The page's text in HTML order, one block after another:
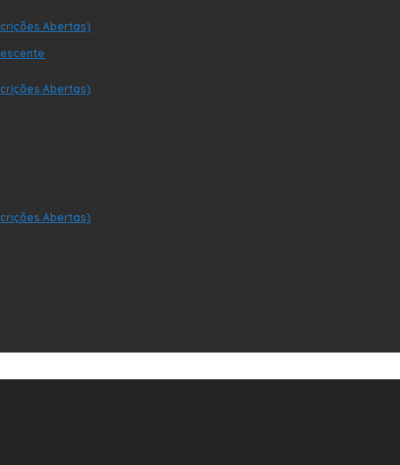
Abertas)
Abertas)
Abertas)